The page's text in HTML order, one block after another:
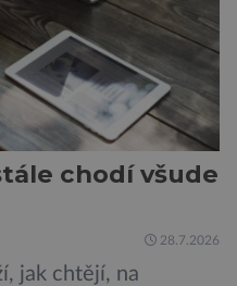
chodí všude
28.7.2026
jak chtějí, na